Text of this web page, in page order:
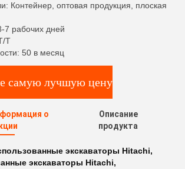
Контейнер, оптовая продукция, плоская
7 рабочих дней
T
50 в месяц
самую лучшую цену
о
Описание
продукта
экскаваторы Hitachi,
экскаваторы Hitachi,